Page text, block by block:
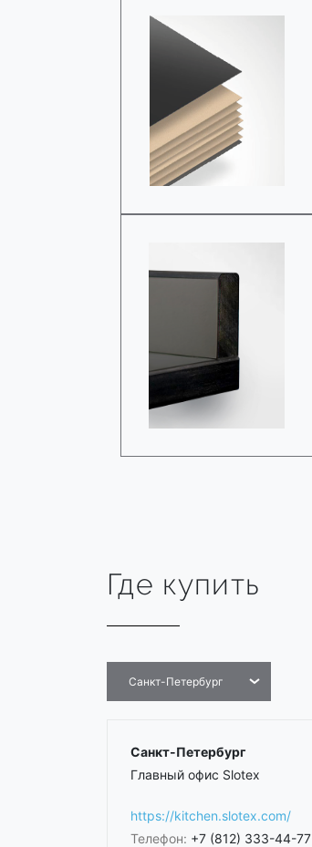
Где купить
Санкт-Петербург
Санкт-Петербург
Главный офис Slotex
https://kitchen.slotex.com/
Телефон: +7 (812) 333-44-77